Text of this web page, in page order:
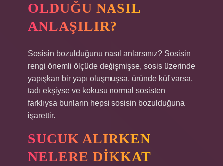
OLDUĞU NASIL
ANLAŞILIR?
Sosisin bozulduğunu nasıl anlarsınız? Sosisin
rengi önemli ölçüde değişmişse, sosis üzerinde
yapışkan bir yapı oluşmuşsa, üründe küf varsa,
tadı ekşiyse ve kokusu normal sosisten
farklıysa bunların hepsi sosisin bozulduğuna
işarettir.
SUCUK ALIRKEN
NELERE DIKKAT